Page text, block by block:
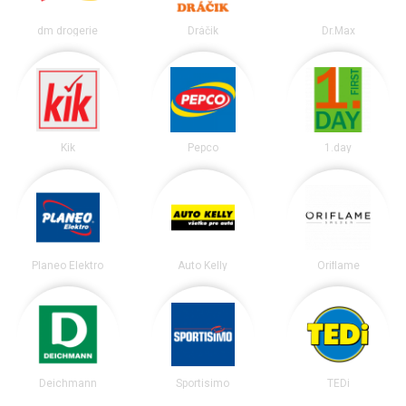
dm drogerie Dráčik Dr.Max
Kik Pepco 1.day
Planeo Elektro Auto Kelly Oriflame
Deichmann Sportisimo TEDi